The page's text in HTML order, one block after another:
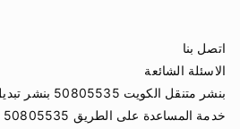
اتصل بنا
الاسئلة الشائعة
بنشر متنقل الكويت 50805535 بنشر تبديل تواير وبطاريات سيارات